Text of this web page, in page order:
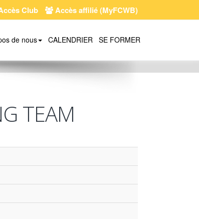
Club Accès affilié (MyFCWB)
de nous CALENDRIER SE FORMER
TEAM